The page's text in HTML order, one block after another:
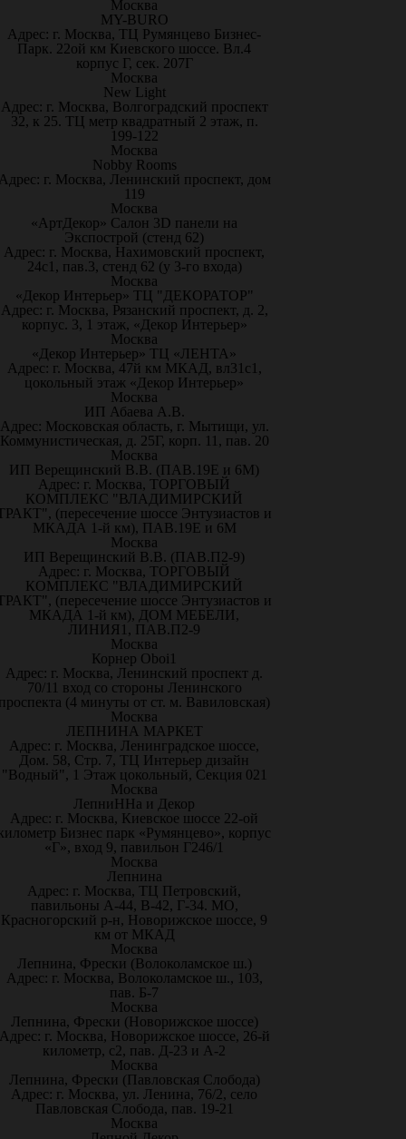
Москва
MY-BURO
Адрес: г. Москва, ТЦ Румянцево Бизнес-
Парк. 22ой км Киевского шоссе. Вл.4
корпус Г, сек. 207Г
Москва
New Light
Адрес: г. Москва, Волгоградский проспект
32, к 25. ТЦ метр квадратный 2 этаж, п.
199-122
Москва
Nobby Rooms
г. Москва, Ленинский проспект, дом
119
Москва
«АртДекор» Салон 3D панели на
Экспострой (стенд 62)
Адрес: г. Москва, Нахимовский проспект,
24с1, пав.3, стенд 62 (у 3-го входа)
Москва
«Декор Интерьер» ТЦ "ДЕКОРАТОР"
Адрес: г. Москва, Рязанский проспект, д. 2,
корпус. 3, 1 этаж, «Декор Интерьер»
Москва
«Декор Интерьер» ТЦ «ЛЕНТА»
Адрес: г. Москва, 47й км МКАД, вл31с1,
цокольный этаж «Декор Интерьер»
Москва
ИП Абаева А.В.
Адрес: Московская область, г. Мытищи, ул.
Коммунистическая, д. 25Г, корп. 11, пав. 20
Москва
ИП Верещинский В.В. (ПАВ.19Е и 6М)
Адрес: г. Москва, ТОРГОВЫЙ
КОМПЛЕКС "ВЛАДИМИРСКИЙ
(пересечение шоссе Энтузиастов и
МКАДА 1-й км), ПАВ.19Е и 6М
Москва
ИП Верещинский В.В. (ПАВ.П2-9)
Адрес: г. Москва, ТОРГОВЫЙ
КОМПЛЕКС "ВЛАДИМИРСКИЙ
(пересечение шоссе Энтузиастов и
МКАДА 1-й км), ДОМ МЕБЕЛИ,
ЛИНИЯ1, ПАВ.П2-9
Москва
Корнер Oboi1
Адрес: г. Москва, Ленинский проспект д.
70/11 вход со стороны Ленинского
(4 минуты от ст. м. Вавиловская)
Москва
ЛЕПНИНА МАРКЕТ
Адрес: г. Москва, Ленинградское шоссе,
Дом. 58, Стр. 7, ТЦ Интерьер дизайн
"Водный", 1 Этаж цокольный, Секция 021
Москва
ЛепниННа и Декор
Адрес: г. Москва, Киевское шоссе 22-ой
Бизнес парк «Румянцево», корпус
«Г», вход 9, павильон Г246/1
Москва
Лепнина
Адрес: г. Москва, ТЦ Петровский,
павильоны А-44, В-42, Г-34. МО,
Красногорский р-н, Новорижское шоссе, 9
км от МКАД
Москва
Лепнина, Фрески (Волоколамское ш.)
Адрес: г. Москва, Волоколамское ш., 103,
пав. Б-7
Москва
Лепнина, Фрески (Новорижское шоссе)
г. Москва, Новорижское шоссе, 26-й
километр, с2, пав. Д-23 и А-2
Москва
Лепнина, Фрески (Павловская Слобода)
Адрес: г. Москва, ул. Ленина, 76/2, село
Павловская Слобода, пав. 19-21
Москва